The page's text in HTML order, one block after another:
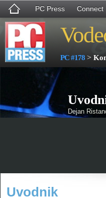
PC Press Connect
PC #178 >
Dejan
Uvodnik